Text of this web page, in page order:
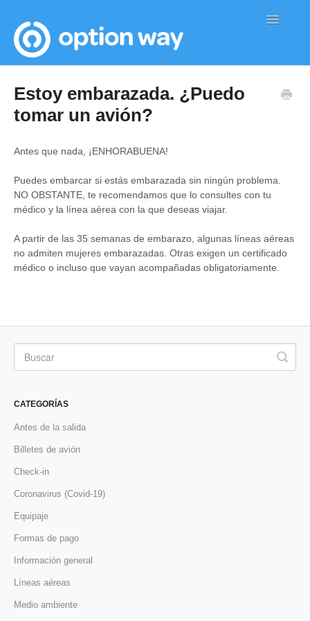
Toggle
Estoy embarazada. ¿Puedo
tomar un avión?
Antes que nada, ¡ENHORABUENA!
Puedes embarcar si estás embarazada sin ningún problema.
NO OBSTANTE, te recomendamos que lo consultes con tu
médico y la línea aérea con la que deseas viajar.
A partir de las 35 semanas de embarazo, algunas líneas aéreas
no admiten mujeres embarazadas. Otras exigen un certificado
médico o incluso que vayan acompañadas obligatoriamente.
CATEGORÍAS
Antes de la salida
Billetes de avión
Check-in
Coronavirus (Covid-19)
Equipaje
Formas de pago
Información general
Líneas aéreas
Medio ambiente